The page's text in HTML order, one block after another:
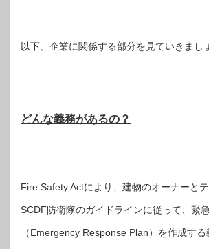
以下、企業に関係する部分を見ていきまし
どんな義務があるの？
Fire Safety Actにより、建物のオーナーとテ
SCDF防衛隊のガイドラインに従って、緊
（Emergency Response Plan）を作成する